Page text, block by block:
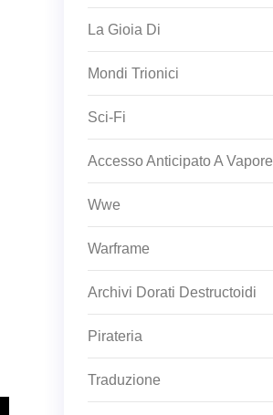
La Gioia Di
Mondi Trionici
Sci-Fi
Accesso Anticipato A Vapore
Wwe
Warframe
Archivi Dorati Destructoidi
Pirateria
Traduzione